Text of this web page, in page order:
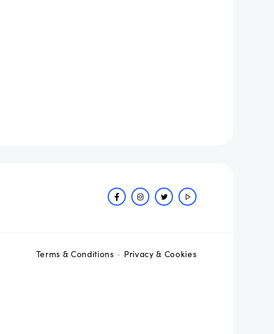
Terms & Conditions - Privacy & Cookies